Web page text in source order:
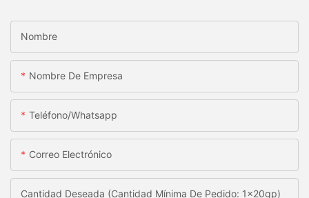
Nombre
Nombre De Empresa
Teléfono/whatsapp
Correo Electrónico
Cantidad Deseada (Cantidad Mínima De Pedido: 1x20gp)